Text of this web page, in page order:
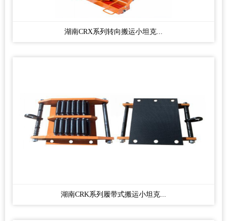
湖南CRX系列转向搬运小坦克...
湖南CRK系列履带式搬运小坦克...